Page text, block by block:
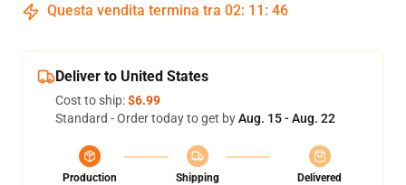
Questa vendita termina tra 02: 11 : 45
Deliver to United States
Cost to ship:$6.99
Standard - Order today to get byAug. 15 - Aug. 22
Production
Shipping
Delivered